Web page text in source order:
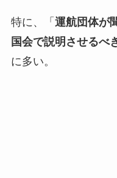
特に、「 運航団体が
国会で説明させるべ
に多い。